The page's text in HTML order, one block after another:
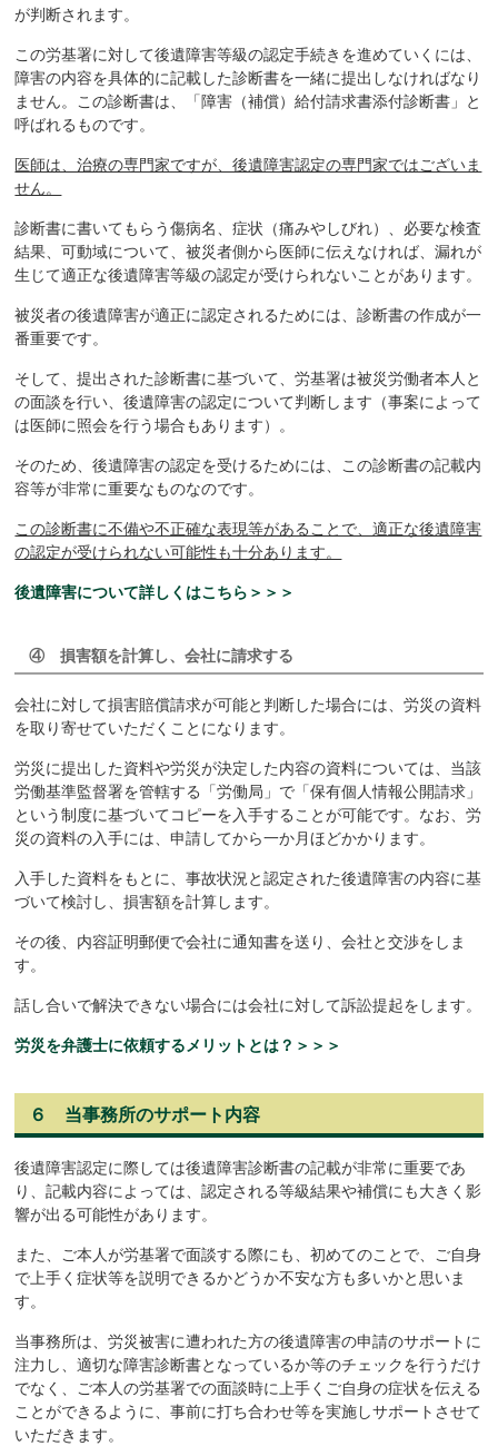
が判断されます。
この労基署に対して後遺障害等級の認定手続きを進めていくには、
障害の内容を具体的に記載した診断書を一緒に提出しなければなり
ません。この診断書は、「障害（補償）給付請求書添付診断書」と
呼ばれるものです。
医師は、治療の専門家ですが、後遺障害認定の専門家ではございま
せん。
診断書に書いてもらう傷病名、症状（痛みやしびれ）、必要な検査
結果、可動域について、被災者側から医師に伝えなければ、漏れが
生じて適正な後遺障害等級の認定が受けられないことがあります。
被災者の後遺障害が適正に認定されるためには、診断書の作成が一
番重要です。
そして、提出された診断書に基づいて、労基署は被災労働者本人と
の面談を行い、後遺障害の認定について判断します（事案によって
は医師に照会を行う場合もあります）。
そのため、後遺障害の認定を受けるためには、この診断書の記載内
容等が非常に重要なものなのです。
この診断書に不備や不正確な表現等があることで、適正な後遺障害
の認定が受けられない可能性も十分あります。
後遺障害について詳しくはこちら＞＞＞
④ 損害額を計算し、会社に請求する
会社に対して損害賠償請求が可能と判断した場合には、労災の資料
を取り寄せていただくことになります。
労災に提出した資料や労災が決定した内容の資料については、当該
労働基準監督署を管轄する「労働局」で「保有個人情報公開請求」
という制度に基づいてコピーを入手することが可能です。なお、労
災の資料の入手には、申請してから一か月ほどかかります。
入手した資料をもとに、事故状況と認定された後遺障害の内容に基
づいて検討し、損害額を計算します。
その後、内容証明郵便で会社に通知書を送り、会社と交渉をしま
す。
話し合いで解決できない場合には会社に対して訴訟提起をします。
労災を弁護士に依頼するメリットとは？＞＞＞
６ 当事務所のサポート内容
後遺障害認定に際しては後遺障害診断書の記載が非常に重要であ
り、記載内容によっては、認定される等級結果や補償にも大きく影
響が出る可能性があります。
また、ご本人が労基署で面談する際にも、初めてのことで、ご自身
で上手く症状等を説明できるかどうか不安な方も多いかと思いま
す。
当事務所は、労災被害に遭われた方の後遺障害の申請のサポートに
注力し、適切な障害診断書となっているか等のチェックを行うだけ
でなく、ご本人の労基署での面談時に上手くご自身の症状を伝える
ことができるように、事前に打ち合わせ等を実施しサポートさせて
いただきます。